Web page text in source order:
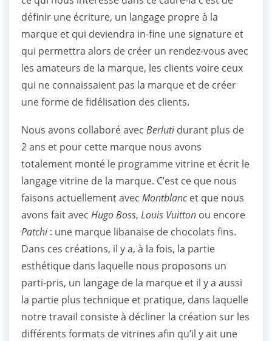
définir une écriture, un langage propre à la
marque et qui deviendra in-fine une signature et
qui permettra alors de créer un rendez-vous avec
les amateurs de la marque, les clients voire ceux
qui ne connaissaient pas la marque et de créer
une forme de fidélisation des clients.
Nous avons collaboré avec Berlutidurant plus de
2 ans et pour cette marque nous avons
totalement monté le programme vitrine et écrit le
langage vitrine de la marque. C’est ce que nous
faisons actuellement avec Montblancet que nous
avons fait avec Hugo Boss, Louis Vuitton ou encore
Patchi: une marque libanaise de chocolats fins.
Dans ces créations, il y a, à la fois, la partie
esthétique dans laquelle nous proposons un
parti-pris, un langage de la marque et il y a aussi
la partie plus technique et pratique, dans laquelle
notre travail consiste à décliner la création sur les
différents formats de vitrines afin qu’il y ait une